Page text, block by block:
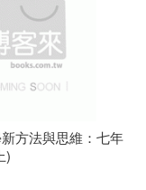
方法與思維：七年
)